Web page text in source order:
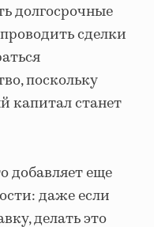
долгосрочные
сделки
поскольку
капитал станет
добавляет еще
даже если
делать это